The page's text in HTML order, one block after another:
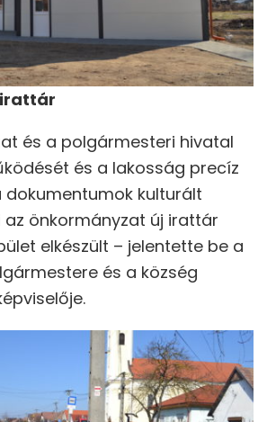
irattár
és a polgármesteri hivatal
és a lakosság precíz
dokumentumok kulturált
önkormányzat új irattár
elkészült – jelentette be a
és a község